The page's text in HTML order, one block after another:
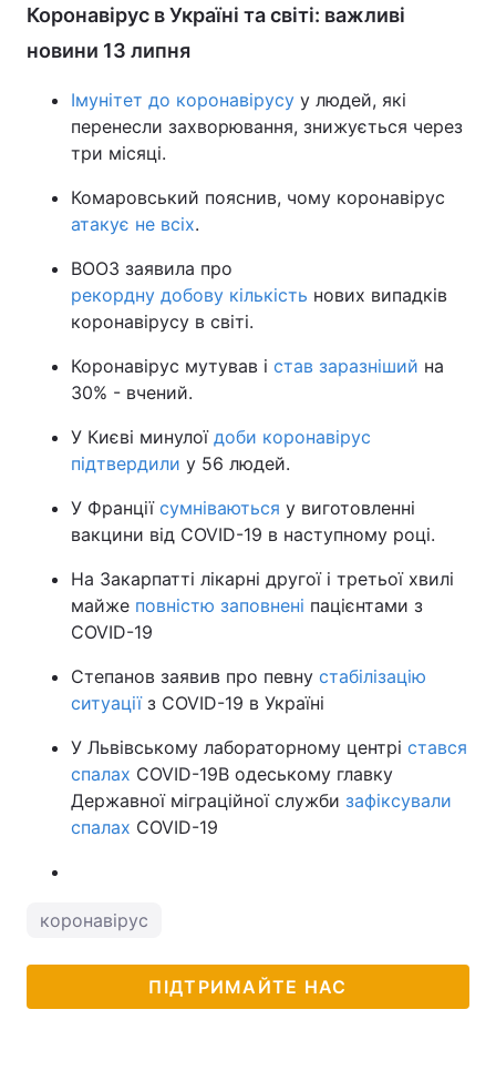
Коронавірус в Україні та світі: важливі
новини 13 липня
Імунітет до коронавірусу у людей, які
перенесли захворювання, знижується через
три місяці.
Комаровський пояснив, чому коронавірус
атакує не всіх.
ВООЗ заявила про
рекордну добову кількість нових випадків
коронавірусу в світі.
Коронавірус мутував і став заразніший на
30% - вчений.
У Києві минулої доби коронавірус
підтвердили у 56 людей.
У Франції сумніваються у виготовленні
вакцини від COVID-19 в наступному році.
На Закарпатті лікарні другої і третьої хвилі
майже повністю заповнені пацієнтами з
COVID-19
Степанов заявив про певну стабілізацію
ситуаціїз COVID-19 в Україні
У Львівському лабораторному центрі стався
спалах СOVID-19В одеському главку
Державної міграційної служби зафіксували
спалах COVID-19
коронавірус
ПІДТРИМАЙТЕ НАС